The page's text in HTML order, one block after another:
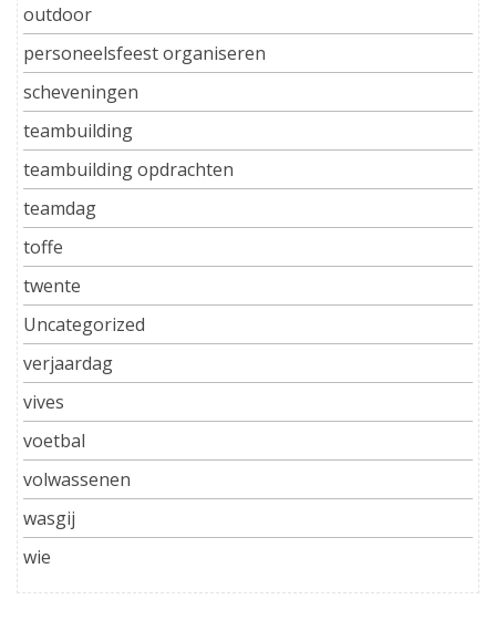
outdoor
personeelsfeest organiseren
scheveningen
teambuilding
teambuilding opdrachten
teamdag
toffe
twente
Uncategorized
verjaardag
vives
voetbal
volwassenen
wasgij
wie